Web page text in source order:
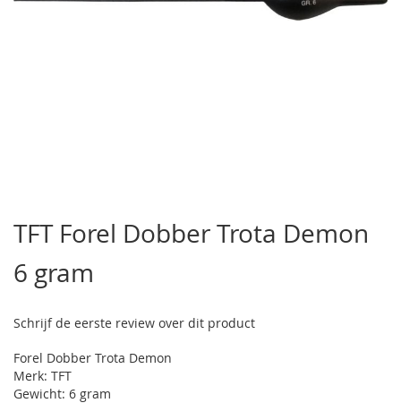
het
begin
van
de
gallerij
TFT Forel Dobber Trota Demon
6 gram
Schrijf de eerste review over dit product
Forel Dobber Trota Demon
Merk: TFT
Gewicht: 6 gram